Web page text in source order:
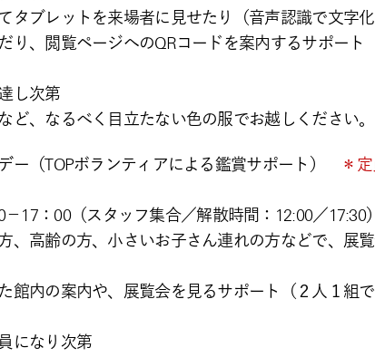
タブレットを来場者に見せたり（音声認識で文字
り、閲覧ページへのQRコードを案内するサポート
し次第
ど、なるべく目立たない色の服でお越しください。
ー（TOPボランティアによる鑑賞サポート）
＊
17：00（スタッフ集合／解散時間：12:00／17:30）
、高齢の方、小さいお子さん連れの方などで、展
館内の案内や、展覧会を見るサポート（２人１組で
になり次第